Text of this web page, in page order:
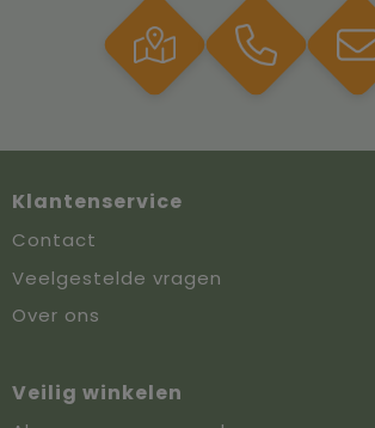
Klantenservice
Contact
Veelgestelde vragen
Over ons
Veilig winkelen